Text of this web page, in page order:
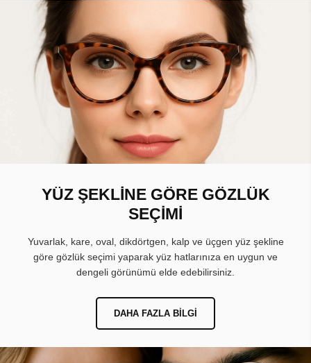
YÜZ ŞEKLİNE GÖRE GÖZLÜK
SEÇİMİ
Yuvarlak, kare, oval, dikdörtgen, kalp ve üçgen yüz şekline
göre gözlük seçimi yaparak yüz hatlarınıza en uygun ve
dengeli görünümü elde edebilirsiniz.
DAHA FAZLA BILGI